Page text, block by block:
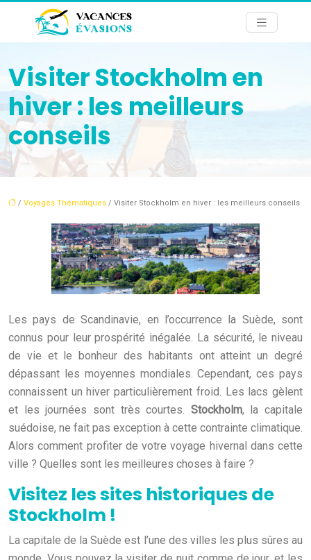
Visiter Stockholm en
hiver : les meilleurs
conseils
/ Voyages Thématiques / Visiter Stockholm en hiver : les meilleurs conseils
Les pays de Scandinavie, en l’occurrence la Suède, sont
connus pour leur prospérité inégalée. La sécurité, le niveau
de vie et le bonheur des habitants ont atteint un degré
dépassant les moyennes mondiales. Cependant, ces pays
connaissent un hiver particulièrement froid. Les lacs gèlent
et les journées sont très courtes. Stockholm, la capitale
suédoise, ne fait pas exception à cette contrainte climatique.
Alors comment profiter de votre voyage hivernal dans cette
ville ? Quelles sont les meilleures choses à faire ?
Visitez les sites historiques de
Stockholm !
La capitale de la Suède est l’une des villes les plus sûres au